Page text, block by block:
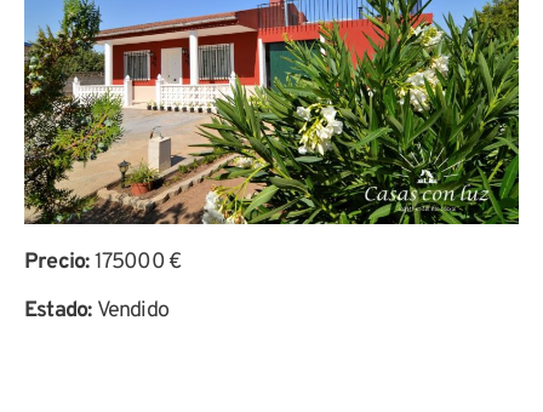
Precio:175000 €
Estado: Vendido